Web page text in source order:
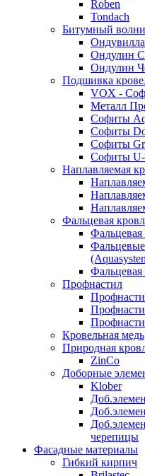
Roben
Tondach
Битумный
Ондувилла
Ондулин
Ондулин
Подшивка
VOX -
Металл
Софиты
Софиты
Софиты
Софиты U-
Наплавляемая
Фальцевая
Фальцевая
Профнастил
Кровельная медь
Природная
ZinCo
Доборные
Klober
черепицы
Фасадные материалы
Гибкий кирпич